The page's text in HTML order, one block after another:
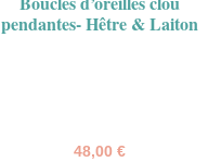
pendantes- Hêtre & Laiton
48,00 €